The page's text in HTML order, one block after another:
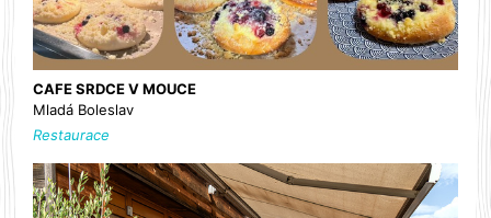
CAFE SRDCE V MOUCE
Mladá Boleslav
Restaurace